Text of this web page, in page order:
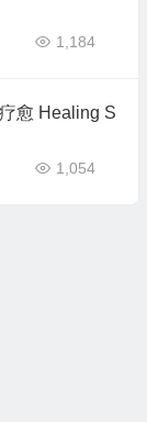
1,184
愈 Healing S
1,054